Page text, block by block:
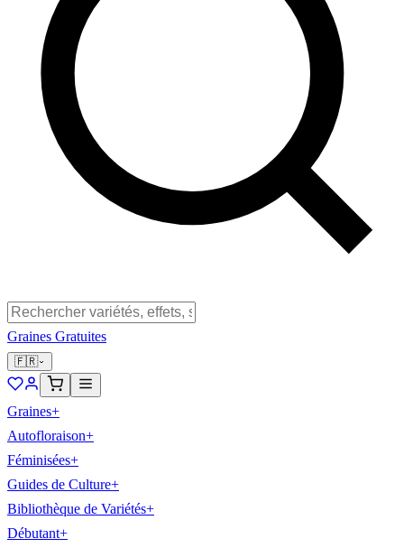
Graines Gratuites
🇫🇷
Graines+
Autofloraison+
Féminisées+
Guides de Culture+
Bibliothèque de Variétés+
Débutant+